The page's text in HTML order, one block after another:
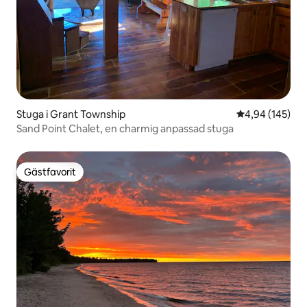
Stuga i Grant Township 4,94 av 5 i
4,94 (145)
Sand Point Chalet, en charmig anpassad stuga
Gästfavorit
Gästfavorit